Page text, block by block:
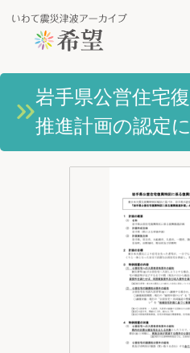
いわて震災津波アーカイブとは
岩手県の被害状況
ピックアップコンテンツ
Foreign Laguage
岩手県公営住宅
推進計画の認定